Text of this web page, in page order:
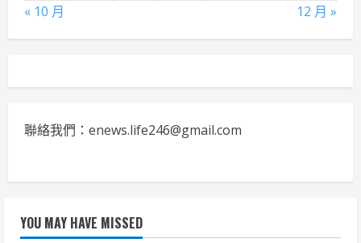
« 10 月
12 月 »
聯絡我們：enews.life246@gmail.com
YOU MAY HAVE MISSED